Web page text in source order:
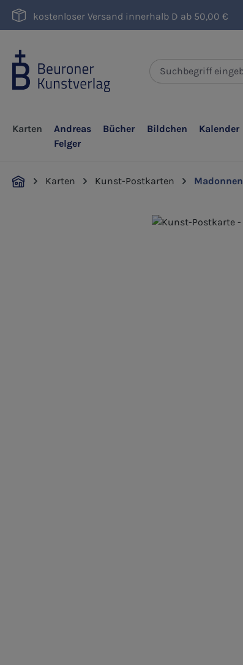
Hauptinhalt springen
Zur Suche springen
Zur Hauptnavigation springen
kostenloser Versand innerhalb D ab 50,00 €
Karten
Andreas
Felger
Bücher Bildchen Kalender
Karten Kunst-Postkarten Madonnen